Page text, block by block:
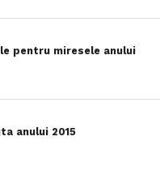
pentru miresele anului
anului 2015